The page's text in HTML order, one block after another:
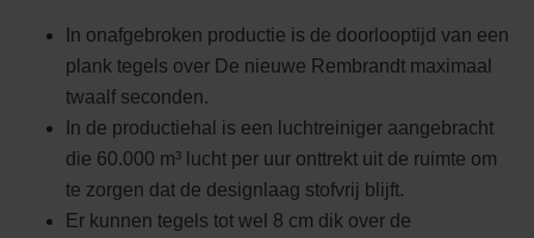
In onafgebroken productie is de doorlooptijd van een
plank tegels over De nieuwe Rembrandt maximaal
twaalf seconden.
In de productiehal is een luchtreiniger aangebracht
die 60.000 m³ lucht per uur onttrekt uit de ruimte om
te zorgen dat de designlaag stofvrij blijft.
Er kunnen tegels tot wel 8 cm dik over de